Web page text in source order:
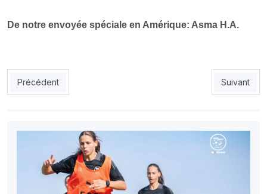
De notre envoyée spéciale en Amérique: Asma H.A.
Article précédent : EN : un Gouiri tout neuf pour le Mondial
Précédent Article
Suivant